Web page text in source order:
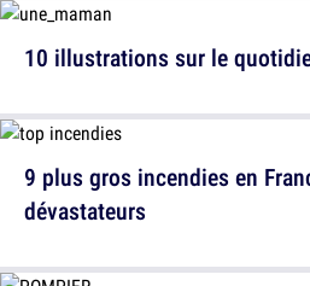
10 illustrations sur le
9 plus gros incendies en
dévastateurs